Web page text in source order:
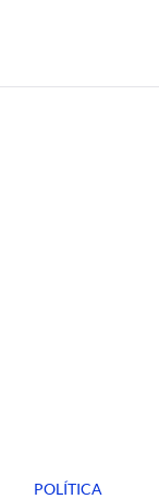
POLÍTICA